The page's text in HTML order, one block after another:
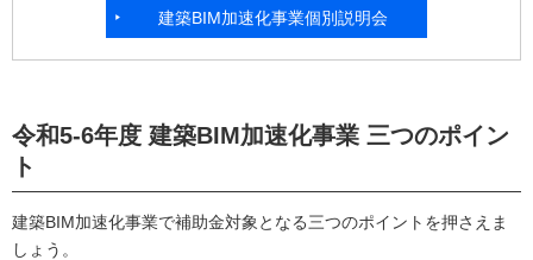
建築BIM加速化事業個別説明会
令和5-6年度 建築BIM加速化事業 三つのポイン
ト
建築BIM加速化事業で補助金対象となる三つのポイントを押さえま
しょう。